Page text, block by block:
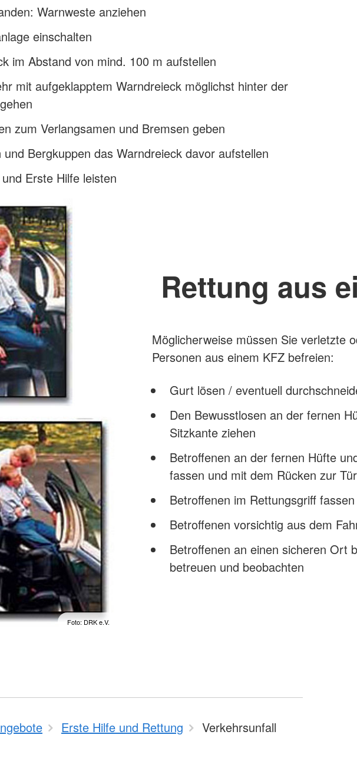
Warnweste anziehen
einschalten
im Abstand von mind. 100 m aufstellen
mit aufgeklapptem Warndreieck möglichst hinter der
zum Verlangsamen und Bremsen geben
und Bergkuppen das Warndreieck davor aufstellen
und Erste Hilfe leisten
Foto: DRK e.V.
Rettung aus
Möglicherweise müssen Sie verletzte
Personen aus einem KFZ befreien:
Gurt lösen / eventuell
Den Bewusstlosen an der fernen
Sitzkante ziehen
Betroffenen an der fernen Hüfte
fassen und mit dem Rücken zur
Betroffenen im Rettungsgriff fassen
Betroffenen vorsichtig aus dem
Betroffenen an einen sicheren Ort
betreuen und beobachten
Erste Hilfe und Rettung Verkehrsunfall